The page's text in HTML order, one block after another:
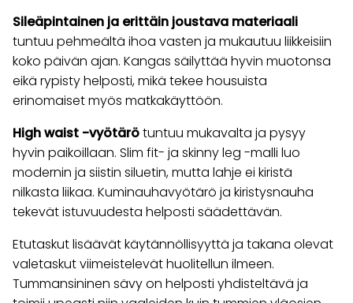
Sileäpintainen ja erittäin joustava materiaali
tuntuu pehmeältä ihoa vasten ja mukautuu liikkeisiin
koko päivän ajan. Kangas säilyttää hyvin muotonsa
eikä rypisty helposti, mikä tekee housuista
erinomaiset myös matkakäyttöön.
High waist -vyötärötuntuu mukavalta ja pysyy
hyvin paikoillaan. Slim fit- ja skinny leg -malli luo
modernin ja siistin siluetin, mutta lahje ei kiristä
nilkasta liikaa. Kuminauhavyötärö ja kiristysnauha
tekevät istuvuudesta helposti säädettävän.
Etutaskut lisäävät käytännöllisyyttä ja takana olevat
valetaskut viimeistelevät huolitellun ilmeen.
Tummansininen sävy on helposti yhdisteltävä ja